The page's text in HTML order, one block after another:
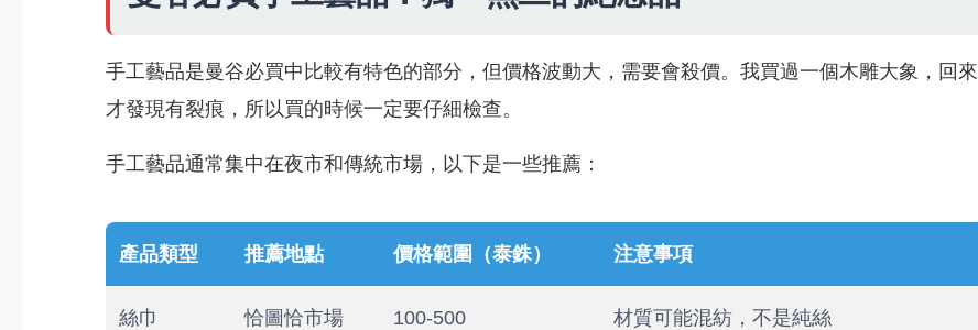
手工藝品是曼谷必買中比較有特色的部分，但價格波動大，需要會殺價。我買過一個木雕大象，回來
才發現有裂痕，所以買的時候一定要仔細檢查。
手工藝品通常集中在夜市和傳統市場，以下是一些推薦：
產品類型 推薦地點 價格範圍（泰銖） 注意事項
絲巾 恰圖恰市場 100-500 材質可能混紡，不是純絲